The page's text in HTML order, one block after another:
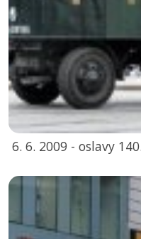
6. 6. 2009 - oslavy